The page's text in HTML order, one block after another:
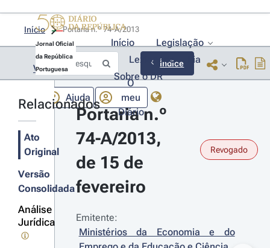
Jornal Oficial
da República
Portuguesa
Início
Legislação
Lexionário
Lia
Sobre o DR
Ajuda
O
meu
Diário
Início
Voltar Índice
Relacionados
Ato
Original
Versão
Consolidada
Análise
Jurídica
Portaria n.º
74-A/2013,
de 15 de
fevereiro
Revogado
Emitente:
Ministérios da Economia e do